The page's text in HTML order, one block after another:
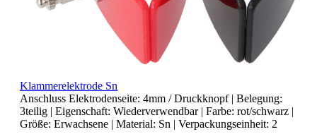
Klammerelektrode Sn
Anschluss Elektrodenseite: 4mm / Druckknopf | Belegung:
3teilig | Eigenschaft: Wiederverwendbar | Farbe: rot/schwarz |
Größe: Erwachsene | Material: Sn | Verpackungseinheit: 2